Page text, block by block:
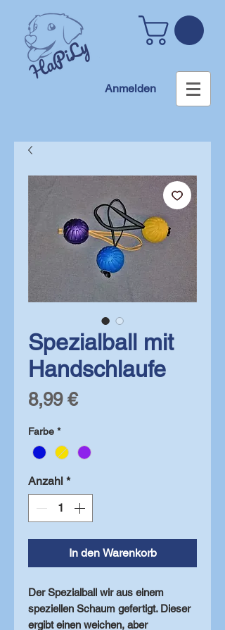
Anmelden
Spezialball mit
Handschlaufe
8,99 €Preis
Farbe *
Anzahl *
In den Warenkorb
Der Spezialball wir aus einem
speziellen Schaum gefertigt. Dieser
ergibt einen weichen, aber